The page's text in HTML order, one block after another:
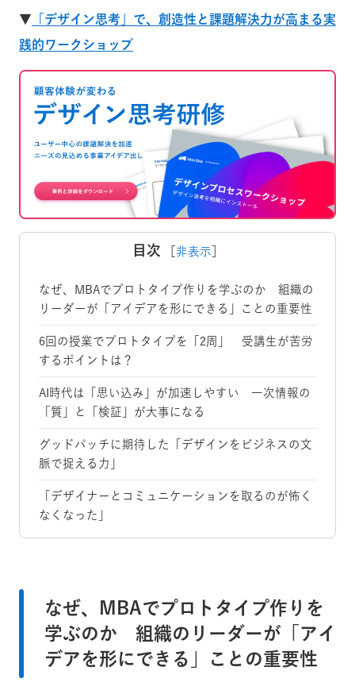
▼ 「デザイン思考」で、創造性と課題解決力が高まる実
践的ワークショップ
目次 非表示
なぜ、MBAでプロトタイプ作りを学ぶのか 組織の
リーダーが「アイデアを形にできる」ことの重要性
6回の授業でプロトタイプを「2周」 受講生が苦労
するポイントは？
AI時代は「思い込み」が加速しやすい 一次情報の
「質」と「検証」が大事になる
グッドパッチに期待した「デザインをビジネスの文
脈で捉える力」
「デザイナーとコミュニケーションを取るのが怖く
なくなった」
なぜ、MBAでプロトタイプ作りを
学ぶのか 組織のリーダーが「アイ
デアを形にできる」ことの重要性